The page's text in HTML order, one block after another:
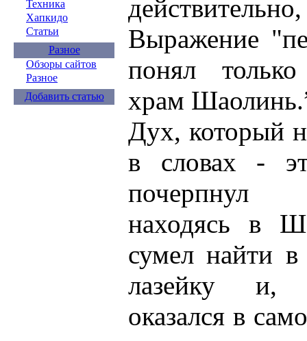
Техника
Хапкидо
Статьи
Разное
Обзоры сайтов
Разное
Добавить статью
Выражение
понял
храм
Дух, который
в словах -
почерпнул
находясь в
сумел найти
лазейку и,
оказался в